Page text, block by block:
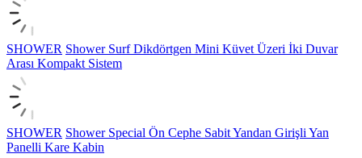
SHOWER Shower Surf Dikdörtgen Mini Küvet Üzeri İki Duvar
Arası Kompakt Sistem
SHOWER Shower Special Ön Cephe Sabit Yandan Girişli Yan
Panelli Kare Kabin